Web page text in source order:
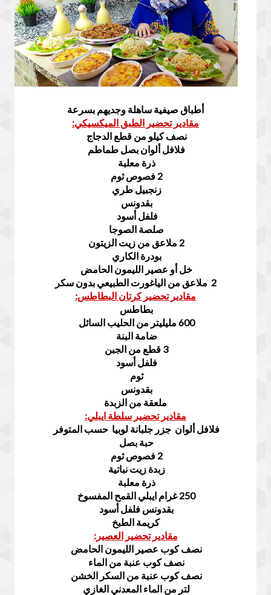
أطباق صيفية ساهلة وجديهم بسرعة
مقادير تحضير الطبق الميكسيكي:
نصف كيلو من قطع الدجاج
فلافل ألوان بصل طماطم
ذرة معلبة
2 فصوص ثوم
زنجبيل طري
بقدونس
فلفل أسود
صلصة الصوجا
2 ملاعق من زيت الزيتون
بودرة الكاري
خل أو عصير الليمون الحامض
2 ملاعق من الياغورت الطبيعي بدون سكر
مقادير تحضير كرتان البطاطس:
بطاطس
600 مليليتر من الحليب السائل
ضامة البنة
3 قطع من الجبن
فلفل أسود
ثوم
بقدونس
ملعقة من الزبدة
مقادير تحضير سلطة ايبلي:
فلافل ألوان جزر جلبانة لوبيا حسب المتوفر
حبة بصل
2 فصوص ثوم
زبدة زيت نباتية
ذرة معلبة
250 غرام ايبلي القمح المفسوخ
بقدونس فلفل أسود
كريمة الطبخ
مقادير تحضير العصير:
نصف كوب عصير الليمون الحامض
نصف كوب عنبة من الماء
نصف كوب عنبة من السكر الخشن
لتر من الماء المعدني الغازي